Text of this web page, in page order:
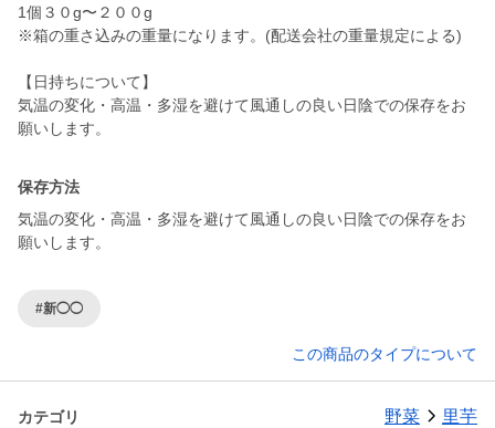
1個３０g〜２００g
※箱の重さ込みの重量になります。(配送会社の重量規定による)
【日持ちについて】
気温の変化・高温・多湿を避けて風通しの良い日陰での保存をお
願いします。
保存方法
気温の変化・高温・多湿を避けて風通しの良い日陰での保存をお
願いします。
#新◯◯
この商品のタイプについて
カテゴリ 野菜 里芋